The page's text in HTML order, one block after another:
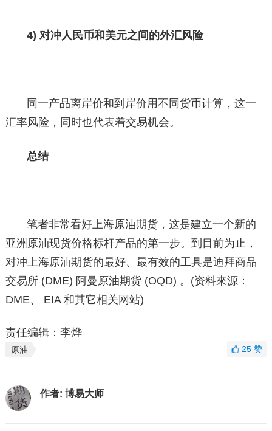
4) 对冲人民币和美元之间的外汇风险
同一产品离岸价和到岸价用不同货币计算，这一
汇率风险，同时也代表着交易机会。
总结
笔者非常看好上海原油期货，这是建立一个新的
亚洲原油现货价格标杆产品的第一步。到目前为止，
对冲上海原油期货的最好、最有效的工具是迪拜商品
交易所 (DME) 阿曼原油期货 (OQD) 。(资料來源：
DME、 EIA 和其它相关网站)
责任编辑：李烨
原油 25赞
作者: 博易大师